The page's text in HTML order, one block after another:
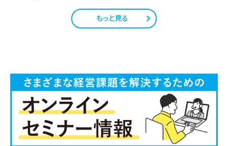
もっと見る